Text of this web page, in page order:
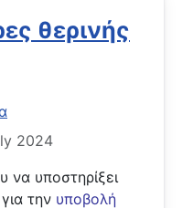
θερινής
2024
να υποστηρίξει
την υποβολή